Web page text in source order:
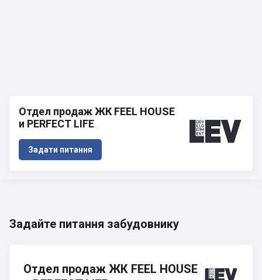
Отдел продаж ЖК FEEL HOUSE
и PERFECT LIFE
Задати питання
Задайте питання забудовнику
Отдел продаж ЖК FEEL HOUSE